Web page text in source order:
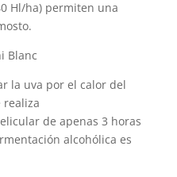
Hl/ha) permiten una
Blanc
la uva por el calor del
realiza
de apenas 3 horas
alcohólica es